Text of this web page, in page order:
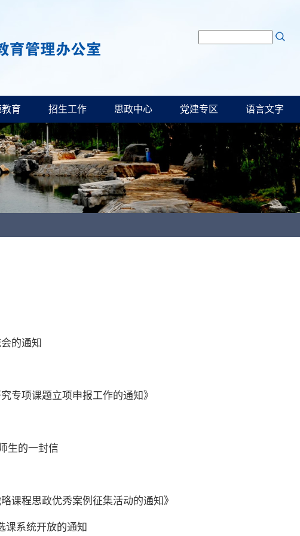
育 招生工作 思政中心 党建专区 语言文字
的通知
专项课题立项申报工作的通知》
生的一封信
课程思政优秀案例征集活动的通知》
课系统开放的通知